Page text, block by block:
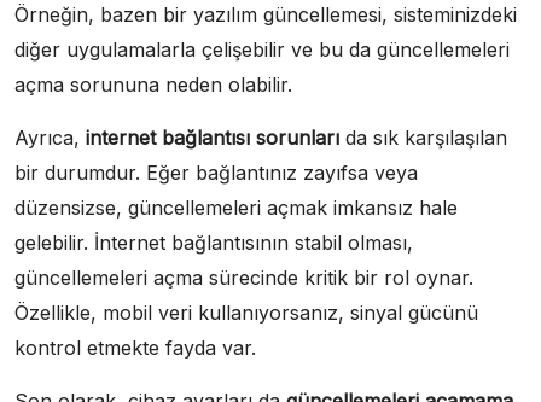
Örneğin, bazen bir yazılım güncellemesi, sisteminizdeki
diğer uygulamalarla çelişebilir ve bu da güncellemeleri
açma sorununa neden olabilir.
Ayrıca, internet bağlantısı sorunları da sık karşılaşılan
bir durumdur. Eğer bağlantınız zayıfsa veya
düzensizse, güncellemeleri açmak imkansız hale
gelebilir. İnternet bağlantısının stabil olması,
güncellemeleri açma sürecinde kritik bir rol oynar.
Özellikle, mobil veri kullanıyorsanız, sinyal gücünü
kontrol etmekte fayda var.